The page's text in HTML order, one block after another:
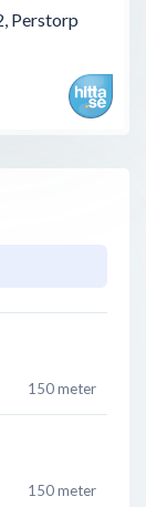
150 meter
150 meter